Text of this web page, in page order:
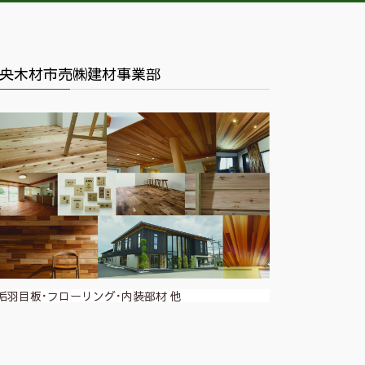
木材市売㈱建材事業部
羽目板･フローリング･内装部材 他